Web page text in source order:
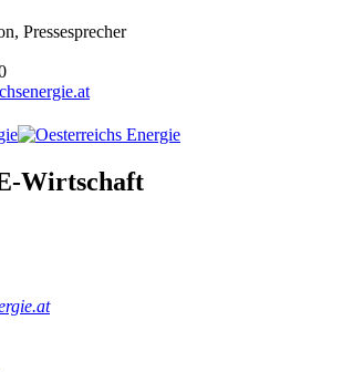
Pressesprecher
Wirtschaft